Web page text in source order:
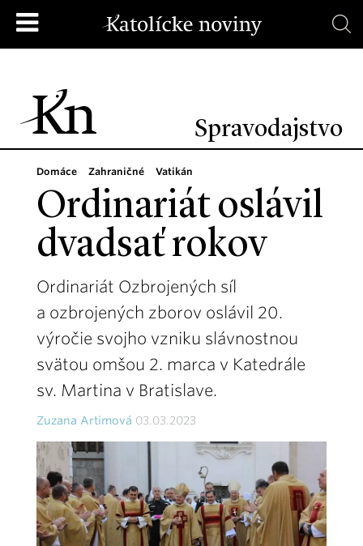
Spravodajstvo
Domáce Zahraničné Vatikán
Ordinariát oslávil
dvadsať rokov
Ordinariát Ozbrojených síl
a ozbrojených zborov oslávil 20.
výročie svojho vzniku slávnostnou
svätou omšou 2. marca v Katedrále
sv. Martina v Bratislave.
Zuzana Artimová 03.03.2023